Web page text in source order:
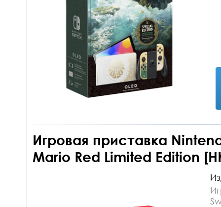
Игровая приставка
Mario Red Limited Edition